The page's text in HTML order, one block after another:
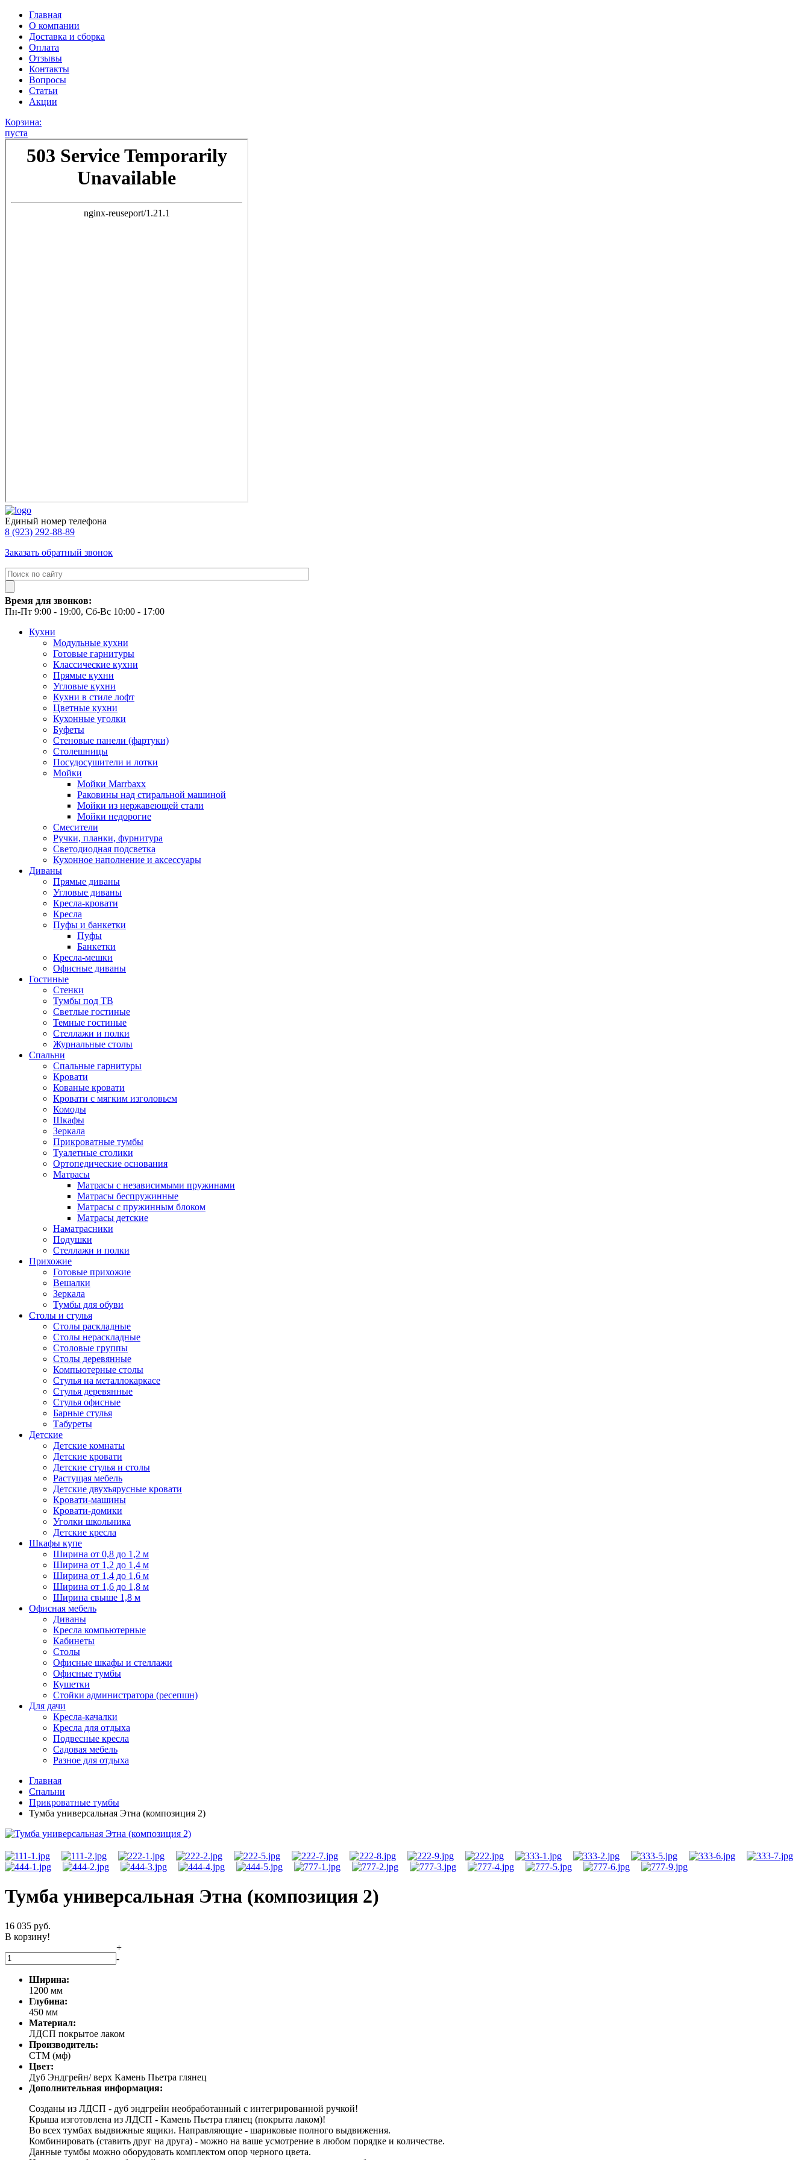
Главная
О компании
Доставка и сборка
Оплата
Отзывы
Контакты
Вопросы
Статьи
Акции
Корзина:
пуста
Единый номер телефона
8 (923) 292-88-89
Заказать обратный звонок
Время для звонков:
Пн-Пт 9:00 - 19:00, Сб-Вс 10:00 - 17:00
Кухни
Модульные кухни
Готовые гарнитуры
Классические кухни
Прямые кухни
Угловые кухни
Кухни в стиле лофт
Цветные кухни
Кухонные уголки
Буфеты
Стеновые панели (фартуки)
Столешницы
Посудосушители и лотки
Мойки
Мойки Marrbaxx
Раковины над стиральной машиной
Мойки из нержавеющей стали
Мойки недорогие
Смесители
Ручки, планки, фурнитура
Светодиодная подсветка
Кухонное наполнение и аксессуары
Диваны
Прямые диваны
Угловые диваны
Кресла-кровати
Кресла
Пуфы и банкетки
Пуфы
Банкетки
Кресла-мешки
Офисные диваны
Гостиные
Стенки
Тумбы под ТВ
Светлые гостиные
Темные гостиные
Стеллажи и полки
Журнальные столы
Спальни
Спальные гарнитуры
Кровати
Кованые кровати
Кровати с мягким изголовьем
Комоды
Шкафы
Зеркала
Прикроватные тумбы
Туалетные столики
Ортопедические основания
Матрасы
Матрасы с независимыми пружинами
Матрасы беспружинные
Матрасы с пружинным блоком
Матрасы детские
Наматрасники
Подушки
Стеллажи и полки
Прихожие
Готовые прихожие
Вешалки
Зеркала
Тумбы для обуви
Столы и стулья
Столы раскладные
Столы нераскладные
Столовые группы
Столы деревянные
Компьютерные столы
Стулья на металлокаркасе
Стулья деревянные
Стулья офисные
Барные стулья
Табуреты
Детские
Детские комнаты
Детские кровати
Детские стулья и столы
Растущая мебель
Детские двухъярусные кровати
Кровати-машины
Кровати-домики
Уголки школьника
Детские кресла
Шкафы купе
Ширина от 0,8 до 1,2 м
Ширина от 1,2 до 1,4 м
Ширина от 1,4 до 1,6 м
Ширина от 1,6 до 1,8 м
Ширина свыше 1,8 м
Офисная мебель
Диваны
Кресла компьютерные
Кабинеты
Столы
Офисные шкафы и стеллажи
Офисные тумбы
Кушетки
Стойки администратора (ресепшн)
Для дачи
Кресла-качалки
Кресла для отдыха
Подвесные кресла
Садовая мебель
Разное для отдыха
Главная
Спальни
Прикроватные тумбы
Тумба универсальная Этна (композиция 2)
Тумба универсальная Этна (композиция 2)
16 035 руб.
В корзину!
+
-
Ширина:
1200 мм
Глубина:
450 мм
Материал:
ЛДСП покрытое лаком
Производитель:
СТМ (мф)
Цвет:
Дуб Эндгрейн/ верх Камень Пьетра глянец
Дополнительная информация:
Созданы из ЛДСП - дуб эндгрейн необработанный с интегрированной ручкой!
Крыша изготовлена из ЛДСП - Камень Пьетра глянец (покрыта лаком)!
Во всех тумбах выдвижные ящики. Направляющие - шариковые полного выдвижения.
Комбинировать (ставить друг на друга) - можно на ваше усмотрение в любом порядке и количестве.
Данные тумбы можно оборудовать комплектом опор черного цвета.